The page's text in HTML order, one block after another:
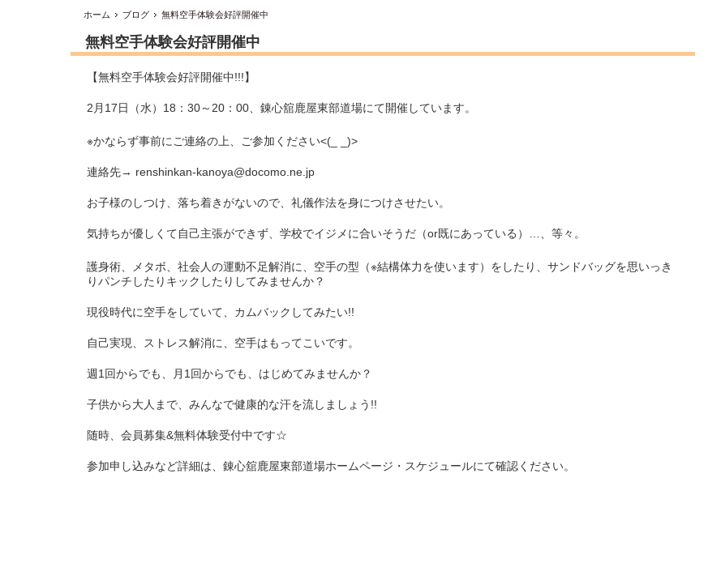
ホーム ブログ 無料空手体験会好評開催中
無料空手体験会好評開催中
【無料空手体験会好評開催中!!!】
2月17日（水）18：30～20：00、錬心舘鹿屋東部道場にて開催しています。
※かならず事前にご連絡の上、ご参加ください<(_ _)>
連絡先→ renshinkan-kanoya@docomo.ne.jp
お子様のしつけ、落ち着きがないので、礼儀作法を身につけさせたい。
気持ちが優しくて自己主張ができず、学校でイジメに合いそうだ（or既にあっている）…、等々。
護身術、メタボ、社会人の運動不足解消に、空手の型（※結構体力を使います）をしたり、サンドバッグを思いっき
りパンチしたりキックしたりしてみませんか？
現役時代に空手をしていて、カムバックしてみたい!!
自己実現、ストレス解消に、空手はもってこいです。
週1回からでも、月1回からでも、はじめてみませんか？
子供から大人まで、みんなで健康的な汗を流しましょう!!
随時、会員募集&無料体験受付中です☆
参加申し込みなど詳細は、錬心舘鹿屋東部道場ホームページ・スケジュールにて確認ください。